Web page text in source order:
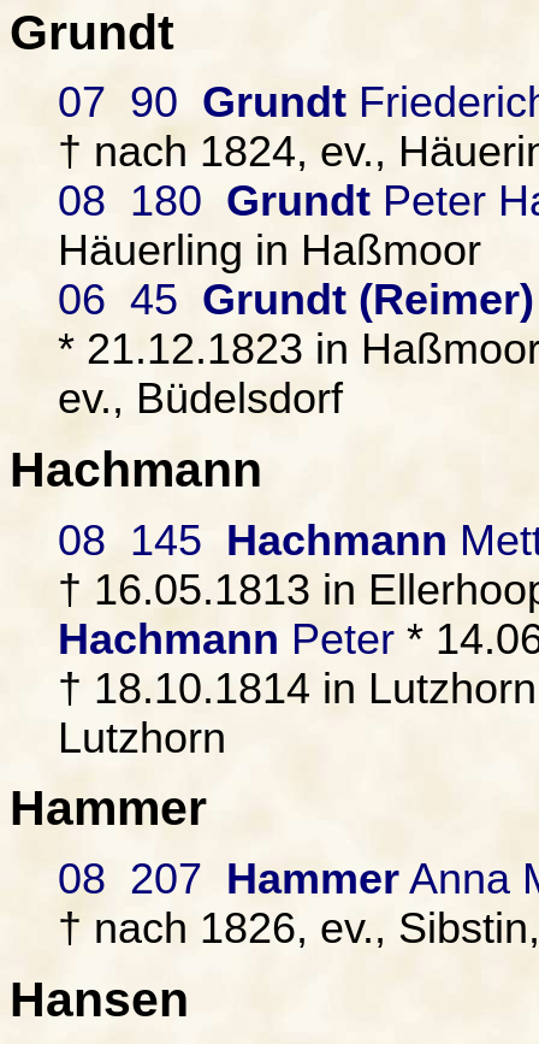
Grundt
07 90 Grundt
† nach 1824, ev.,
08 180 Grundt Peter
Häuerling in Haßmoor
06 45 Grundt (Reimer)
* 21.12.1823 in
ev., Büdelsdorf
Hachmann
08 145 Hachmann
† 16.05.1813 in
Hachmann Peter *
† 18.10.1814 in
Lutzhorn
Hammer
08 207 Hammer Anna
† nach 1826, ev.,
Hansen